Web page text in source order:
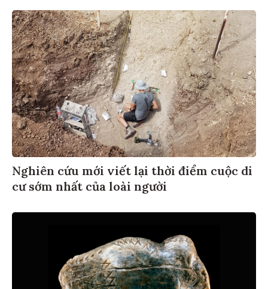
Nghiên cứu mới viết lại thời điểm cuộc di
cư sớm nhất của loài người